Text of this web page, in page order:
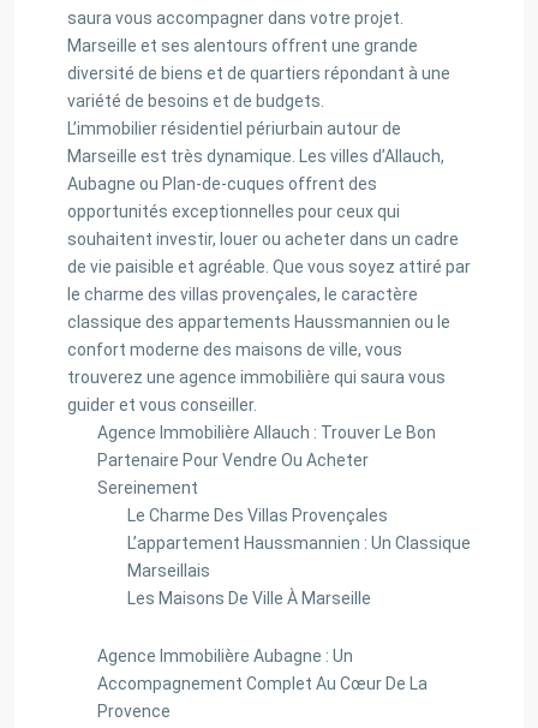
saura vous accompagner dans votre projet.
Marseille et ses alentours offrent une grande
diversité de biens et de quartiers répondant à une
variété de besoins et de budgets.
L’immobilier résidentiel périurbain autour de
Marseille est très dynamique. Les villes d’Allauch,
Aubagne ou Plan-de-cuques offrent des
opportunités exceptionnelles pour ceux qui
souhaitent investir, louer ou acheter dans un cadre
de vie paisible et agréable. Que vous soyez attiré par
le charme des villas provençales, le caractère
classique des appartements Haussmannien ou le
confort moderne des maisons de ville, vous
trouverez une agence immobilière qui saura vous
guider et vous conseiller.
Agence Immobilière Allauch : Trouver Le Bon
Partenaire Pour Vendre Ou Acheter
Sereinement
Le Charme Des Villas Provençales
L’appartement Haussmannien : Un Classique
Marseillais
Les Maisons De Ville À Marseille
Agence Immobilière Aubagne : Un
Accompagnement Complet Au Cœur De La
Provence